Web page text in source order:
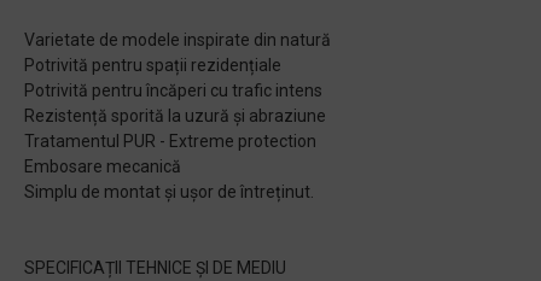
Varietate de modele inspirate din natură
Potrivită pentru spații rezidențiale
Potrivită pentru încăperi cu trafic intens
Rezistență sporită la uzură și abraziune
Tratamentul PUR - Extreme protection
Embosare mecanică
Simplu de montat și ușor de întreținut.
SPECIFICAȚII TEHNICE ȘI DE MEDIU